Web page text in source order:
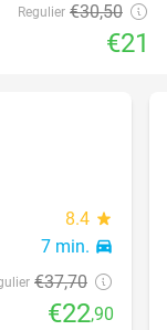
Regulier €30,50
€21
8.4 star
7 min. directions_car
€37,70
€22,90